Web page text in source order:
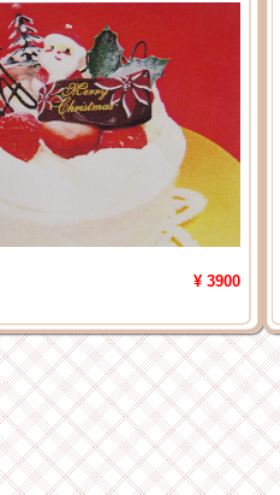
¥ 3900